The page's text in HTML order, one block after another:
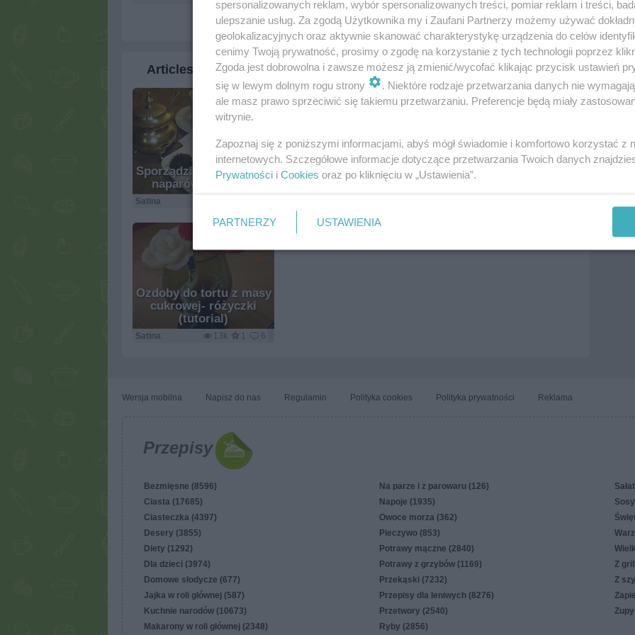
more
Articles
Sporządzanie napojów i
naparów z herbaty
Satina
Najlepsze gatunki mąki
do wypieków
Ozdoby do tortu z masy
cukrowej- różyczki
(tutorial)
13k 1 6
Satina
In
Wersja mobilna Napisz do nas Regulamin Polityka cookies Polityka prywatności Reklama
Przepisy
Bezmięsne (8596)
Ciasta (17685)
Ciasteczka (4397)
Desery (3855)
Diety (1292)
Dla dzieci (3974)
Domowe słodycze (677)
Jajka w roli głównej (587)
Kuchnie narodów (10673)
Makarony w roli głównej (2348)
Na parze i z parowaru (126)
Napoje (1935)
Owoce morza (362)
Pieczywo (853)
Potrawy mączne (2840)
Potrawy z grzybów (1169)
Przekąski (7232)
Przepisy dla leniwych (8276)
Przetwory (2540)
Ryby (2856)
Z
Z
spersonalizowanych reklam, wybór spersonalizowanych treści, pomiar reklam i treści,
ulepszanie usług. Za zgodą Użytkownika my i Zaufani Partnerzy możemy używać
geolokalizacyjnych oraz aktywnie skanować charakterystykę urządzenia do celów
cenimy Twoją prywatność, prosimy o zgodę na korzystanie z tych technologii poprzez
Zgoda jest dobrowolna i zawsze możesz ją zmienić/wycofać klikając przycisk ustawień
się w lewym dolnym rogu strony
. Niektóre rodzaje przetwarzania danych nie
ale masz prawo sprzeciwić się takiemu przetwarzaniu. Preferencje będą miały
witrynie.
Zapoznaj się z poniższymi informacjami, abyś mógł świadomie i komfortowo korzystać z
internetowych. Szczegółowe informacje dotyczące przetwarzania Twoich danych
Prywatności i Cookies oraz po kliknięciu w „Ustawienia”.
PARTNERZY USTAWIENIA